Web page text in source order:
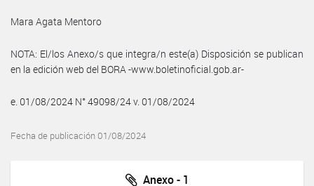
Mara Agata Mentoro
NOTA: El/los Anexo/s que integra/n este(a) Disposición se publican
en la edición web del BORA -www.boletinoficial.gob.ar-
e. 01/08/2024 N° 49098/24 v. 01/08/2024
Fecha de publicación 01/08/2024
Anexo - 1